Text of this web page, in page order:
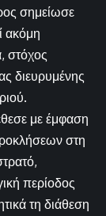
σημείωσε
ακόμη
στόχος
διευρυμένης
με έμφαση
στη
περίοδος
τη διάθεση